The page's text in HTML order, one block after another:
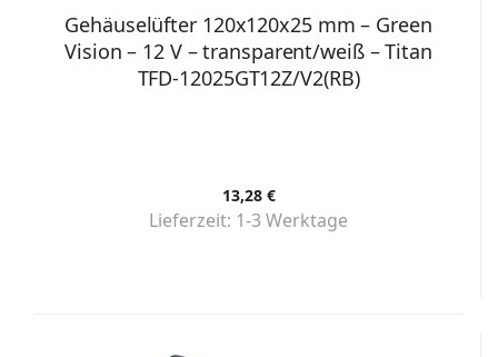
Gehäuselüfter 120x120x25 mm – Green
Vision – 12 V – transparent/weiß – Titan
TFD-12025GT12Z/V2(RB)
13,28 €
Lieferzeit: 1-3 Werktage